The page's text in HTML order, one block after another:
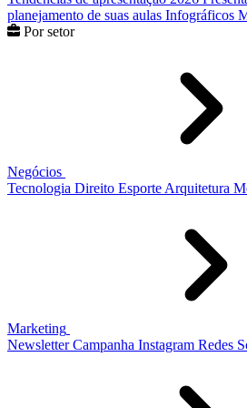
planejamento de suas aulas Infográficos
Por setor
Negócios
Tecnologia Direito Esporte Arquitetura
Marketing
Newsletter Campanha Instagram Redes